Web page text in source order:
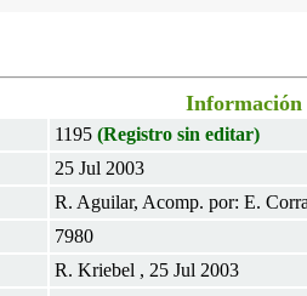
Información
1195 (Registro sin editar)
25 Jul 2003
R. Aguilar, Acomp. por: E.
7980
R. Kriebel , 25 Jul 2003